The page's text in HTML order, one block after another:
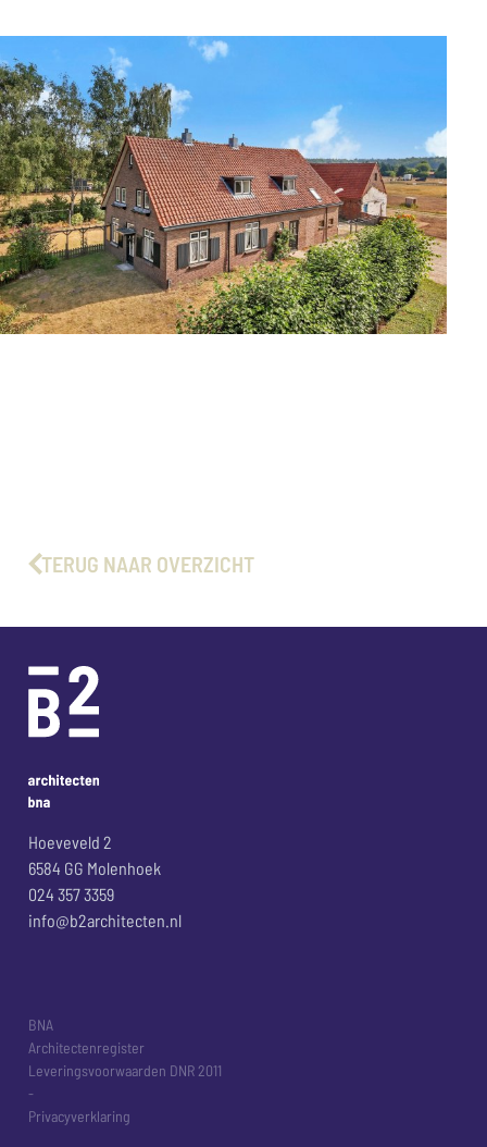
TERUG NAAR OVERZICHT
Hoeveveld 2
6584 GG Molenhoek
024 357 3359
info@b2architecten.nl
BNA
Architectenregister
Leveringsvoorwaarden DNR 2011
-
Privacyverklaring